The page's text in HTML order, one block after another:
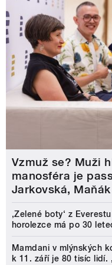
Vzmuž se? Muži
manosféra je
Jarkovská,
‚Zelené boty‘ z
horolezce má po 30
Mamdani v mlýnských
k 11. září je 80 tisíc lidí.